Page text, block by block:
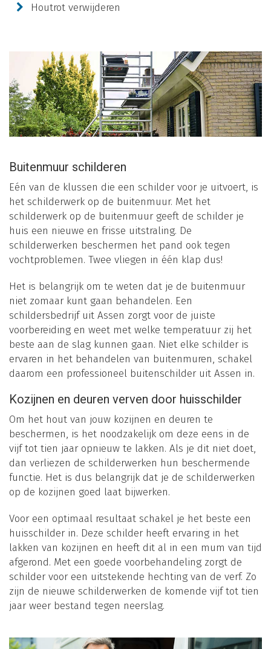
Houtrot verwijderen
Buitenmuur schilderen
Eén van de klussen die een schilder voor je uitvoert, is
het schilderwerk op de buitenmuur. Met het
schilderwerk op de buitenmuur geeft de schilder je
huis een nieuwe en frisse uitstraling. De
schilderwerken beschermen het pand ook tegen
vochtproblemen. Twee vliegen in één klap dus!
Het is belangrijk om te weten dat je de buitenmuur
niet zomaar kunt gaan behandelen. Een
schildersbedrijf uit Assen zorgt voor de juiste
voorbereiding en weet met welke temperatuur zij het
beste aan de slag kunnen gaan. Niet elke schilder is
ervaren in het behandelen van buitenmuren, schakel
daarom een professioneel buitenschilder uit Assen in.
Kozijnen en deuren verven door huisschilder
Om het hout van jouw kozijnen en deuren te
beschermen, is het noodzakelijk om deze eens in de
vijf tot tien jaar opnieuw te lakken. Als je dit niet doet,
dan verliezen de schilderwerken hun beschermende
functie. Het is dus belangrijk dat je de schilderwerken
op de kozijnen goed laat bijwerken.
Voor een optimaal resultaat schakel je het beste een
huisschilder in. Deze schilder heeft ervaring in het
lakken van kozijnen en heeft dit al in een mum van tijd
afgerond. Met een goede voorbehandeling zorgt de
schilder voor een uitstekende hechting van de verf. Zo
zijn de nieuwe schilderwerken de komende vijf tot tien
jaar weer bestand tegen neerslag.